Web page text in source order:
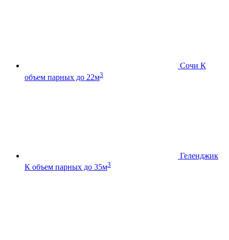
Сочи К
объем парных до 22м3
Геленджик
К объем парных до 35м3